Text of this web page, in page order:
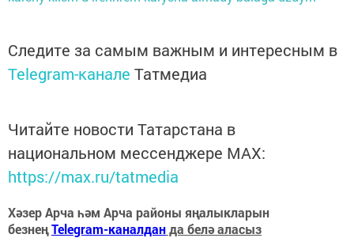
Следите за самым важным и интересным в
Telegram-канале Татмедиа
Читайте новости Татарстана в
национальном мессенджере MАХ:
https://max.ru/tatmedia
Хәзер Арча һәм Арча районы яңалыкларын
безнеңTelegram-каналданда белә аласыз